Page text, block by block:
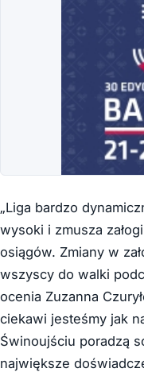
„Liga bardzo
wysoki i zmusza
osiągów. Zmiany w
wszyscy do walki
ocenia Zuzanna
ciekawi jesteśmy jak
Świnoujściu poradzą
największe